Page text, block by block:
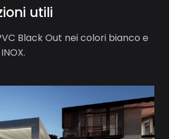
ioni utili
Black Out nei colori bianco e